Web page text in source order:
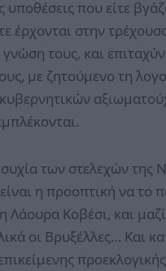
υποθέσεις που είτε
έρχονται στην
τους, και
με ζητούμενο τη
των στελεχών της
η προοπτική να το
Λάουρα Κοβέσι, και
οι Βρυξέλλες… Και
προεκλογικής